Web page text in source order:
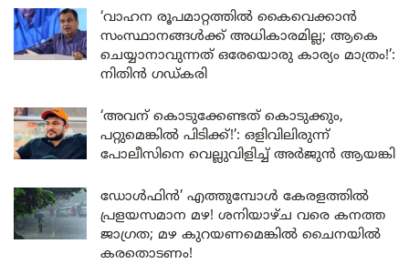
‘വാഹന രൂപമാറ്റത്തിൽ കൈവെക്കാൻ
സംസ്ഥാനങ്ങൾക്ക് അധികാരമില്ല; ആകെ
ചെയ്യാനാവുന്നത് ഒരേയൊരു കാര്യം മാത്രം!’:
നിതിൻ ഗഡ്കരി
‘അവന് കൊടുക്കേണ്ടത് കൊടുക്കും,
പറ്റുമെങ്കിൽ പിടിക്ക്!’: ഒളിവിലിരുന്ന്
പോലീസിനെ വെല്ലുവിളിച്ച് അർജുൻ ആയങ്കി
ഡോൾഫിൻ’ എത്തുമ്പോൾ കേരളത്തിൽ
പ്രളയസമാന മഴ! ശനിയാഴ്ച വരെ കനത്ത
ജാഗ്രത; മഴ കുറയണമെങ്കിൽ ചൈനയിൽ
കരതൊടണം!